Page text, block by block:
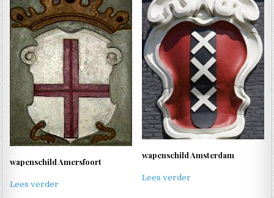
wapenschild Amersfoort
Lees verder
wapenschild Amsterdam
Lees verder